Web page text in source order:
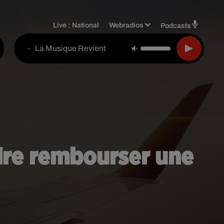
Live : National Webradios Podcasts
- La Musique Revient
rembourser une